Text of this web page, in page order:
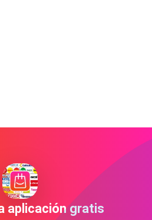
aplicación gratis